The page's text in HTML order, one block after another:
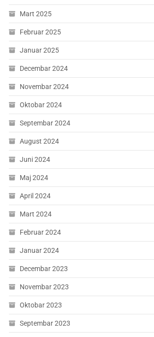
Mart 2025
Februar 2025
Januar 2025
Decembar 2024
Novembar 2024
Oktobar 2024
Septembar 2024
August 2024
Juni 2024
Maj 2024
April 2024
Mart 2024
Februar 2024
Januar 2024
Decembar 2023
Novembar 2023
Oktobar 2023
Septembar 2023